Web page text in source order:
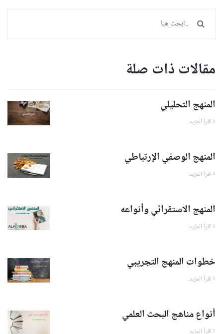
مقالات ذات صلة
المنهج التحليلي
المنهج الوصفي الإرتباطي
المنهج الاستقرائي وأنواعه
خطوات المنهج التجريبي
أنواع مناهج البحث العلمي